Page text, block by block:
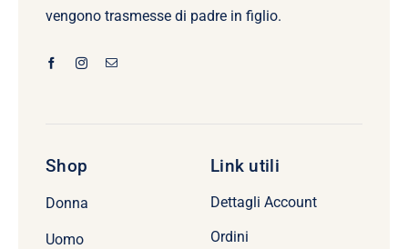
vengono trasmesse di padre in figlio.
Shop
Donna
Uomo
Link utili
Dettagli Account
Ordini